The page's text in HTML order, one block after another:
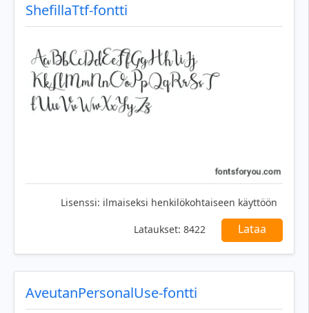
ShefillaTtf-fontti
Lisenssi: ilmaiseksi henkilökohtaiseen käyttöön
Lataukset: 8422 Lataa
AveutanPersonalUse-fontti